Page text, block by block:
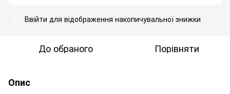
Ввійти для відображення накопичувальної знижки
До обраного Порівняти
Опис